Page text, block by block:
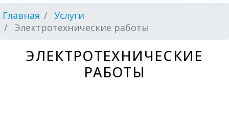
Главная
Услуги
Электротехнические работы
ЭЛЕКТРОТЕХНИЧЕСКИЕ
РАБОТЫ